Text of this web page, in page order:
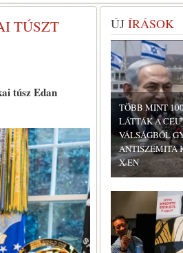
TÚSZT
túsz Edan
ÚJ ÍRÁSOK
TÖBB MINT
LÁTTÁK A
VÁLSÁGBÓL
ANTISZEMITA
X-EN